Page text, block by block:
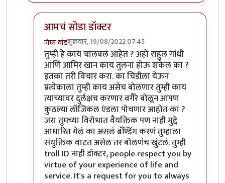
आमचं सोडा डॉक्टर
जेम्स वांडशुक्रवार, 19/08/2022 07:45
In reply toइतके असूनही जर टर्की सोबतby
तुम्ही हे काय चालवलं आहेत ? अहो राहुल गांधी
आणि आमिर खान काय तुलना होऊ शकेल का ?
इतका तरी विचार करा. का चिडीला येऊन
प्रत्येकाला तुम्ही काय असेच बोलणार तुम्ही काय
त्याच्यावर दुर्लक्षच करणार वगैरे बोलून आपण
कुठल्या लॉजिकल एंडला पोचणार आहोत का ?
जरा तुमच्या विरोधात वैयक्तिक पण नाही मुद्दे
आधारित गेलं का असलं ब्रॅण्डिंग करणं तुम्हाला
संयुक्तिक वाटत असेल तर बोलणंच खुंटलं. तुम्ही
troll ID नाही डॉक्टर, people respect you by
virtue of your experience of life and
service. It's a request for you to always